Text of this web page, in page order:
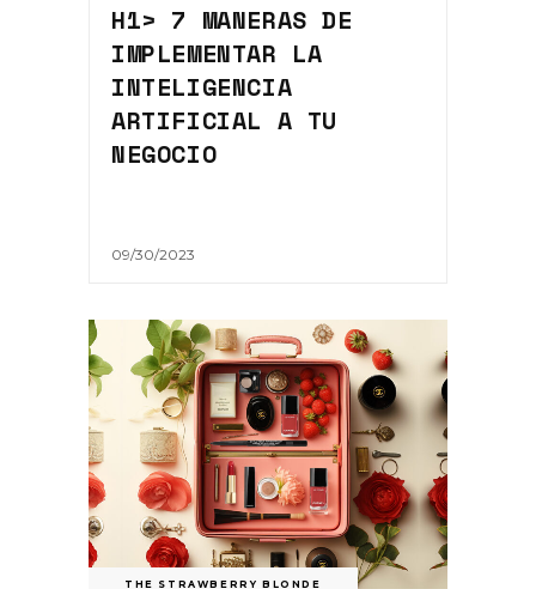
H1> 7 MANERAS DE
IMPLEMENTAR LA
INTELIGENCIA
ARTIFICIAL A TU
NEGOCIO
09/30/2023
THE STRAWBERRY BLONDE